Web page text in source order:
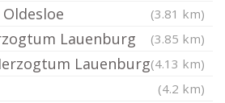
(3.81 km)
Lauenburg (3.85 km)
Lauenburg(4.13 km)
(4.2 km)